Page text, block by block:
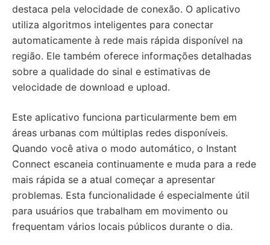
destaca pela velocidade de conexão. O aplicativo
utiliza algoritmos inteligentes para conectar
automaticamente à rede mais rápida disponível na
região. Ele também oferece informações detalhadas
sobre a qualidade do sinal e estimativas de
velocidade de download e upload.
Este aplicativo funciona particularmente bem em
áreas urbanas com múltiplas redes disponíveis.
Quando você ativa o modo automático, o Instant
Connect escaneia continuamente e muda para a rede
mais rápida se a atual começar a apresentar
problemas. Esta funcionalidade é especialmente útil
para usuários que trabalham em movimento ou
frequentam vários locais públicos durante o dia.